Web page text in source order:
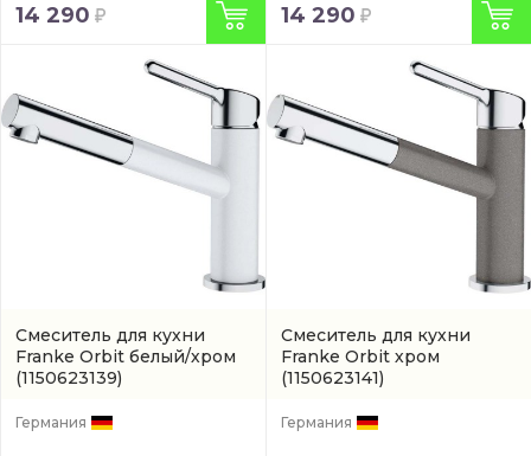
14 290 14 290
Смеситель для кухни
Franke Orbit белый/хром
(1150623139)
Германия
Смеситель для кухни
Franke Orbit хром
(1150623141)
Германия